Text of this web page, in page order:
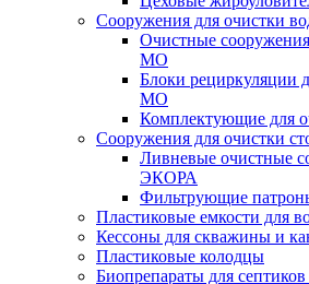
Сооружения для очистки
Очистные
МО
Блоки рециркуляции
МО
Комплектующие для
Сооружения для очистки
Ливневые очистные
ЭКОРА
Фильтрующие
Пластиковые емкости для
Кессоны для скважины и
Пластиковые колодцы
Биопрепараты для